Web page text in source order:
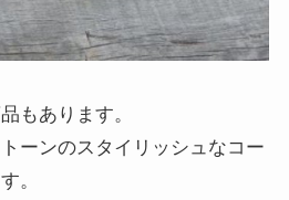
もあります。
ーンのスタイリッシュなコー
。